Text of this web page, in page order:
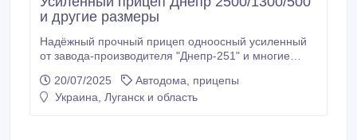
и другие размеры
Надёжный прочный прицеп одноосный усиленный
от завода-производителя "Днепр-251" и многие
профильной трубой, устанавливается мягкая
длинная рессора Волга. В ПОДАРОК - тент евро-
20/07/2025
Автодома, прицепы
Украина, Луганск и область